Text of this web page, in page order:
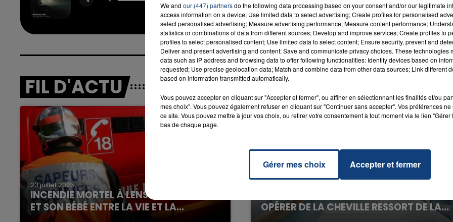
OFENBACH
FIL D'ACTU
23 juillet 2026
INCENDIE MORTEL À LENS : UNE FEMME
ET SON BÉBÉ ENTRE LA VIE ET LA...
Un homme s'est immolé par le feu après avoir
OPÉRER DE LA CHEVILLE RESSORT DE LA...
La famille a porté plainte contre la clinique qui a
We and our (447) partnersdo the following data processing based on your consent and/or our legitimate
access information on a device; Use limited data to select advertising; Create profiles for personalised
select personalised advertising; Measure advertising performance; Measure content performance;
statistics or combinations of data from different sources; Develop and improve services; Create profiles to
profiles to select personalised content; Use limited data to select content; Ensure security, prevent and
Deliver and present advertising and content; Save and communicate privacy choices. These technologies
data such as IP address and browsing data to offer following functionalities: Identify devices based on
requested; Use precise geolocation data; Match and combine data from other data sources; Link different
based on information transmitted automatically.
Vous pouvez accepter en cliquant sur "Accepter et fermer", ou affiner en sélectionnant les finalités et/ou
mes choix". Vous pouvez également refuser en cliquant sur "Continuer sans accepter". Vos préférences
ce site. Vous pouvez mettre à jour vos choix, ou retirer votre consentement à tout moment via le lien
bas de chaque page.
Gérer mes choix Accepter et fermer